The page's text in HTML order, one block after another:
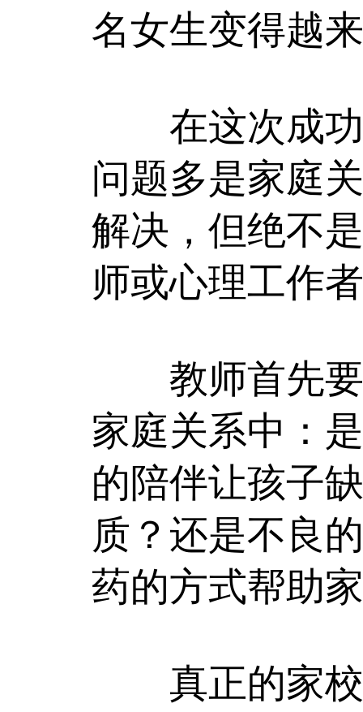
名女生变得越
在这次成功
问题多是家庭
解决，但绝不
师或心理工作
教师首先要
家庭关系中：
的陪伴让孩子
质？还是不良
药的方式帮助
真正的家校